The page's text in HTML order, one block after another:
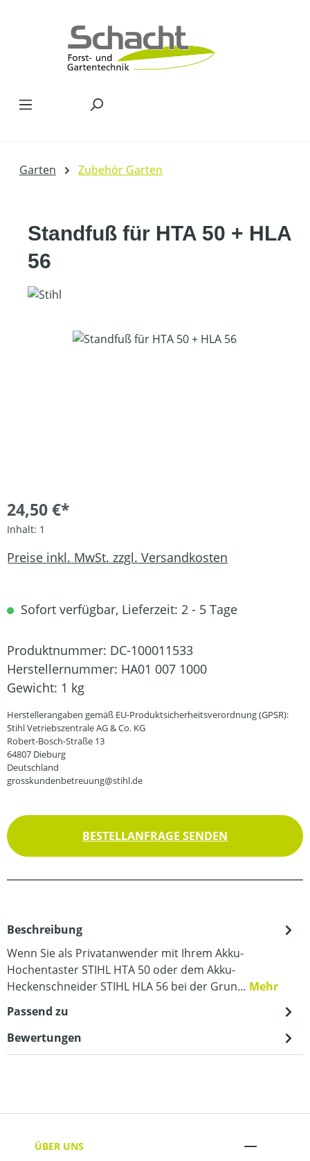
Garten Zubehör Garten
Standfuß für HTA 50 + HLA
56
Bildergalerie überspringen
24,50 €*
Inhalt: 1
Preise inkl. MwSt. zzgl. Versandkosten
Sofort verfügbar, Lieferzeit: 2 - 5 Tage
Produktnummer: DC-100011533
Herstellernummer: HA01 007 1000
Gewicht: 1 kg
Herstellerangaben gemäß EU-Produktsicherheitsverordnung (GPSR):
Stihl Vetriebszentrale AG & Co. KG
Robert-Bosch-Straße 13
64807 Dieburg
Deutschland
grosskundenbetreuung@stihl.de
BESTELLANFRAGE SENDEN
Beschreibung
Wenn Sie als Privatanwender mit Ihrem Akku-
Hochentaster STIHL HTA 50 oder dem Akku-
Heckenschneider STIHL HLA 56 bei der Grun… Mehr
Passend zu
Bewertungen
ÜBER UNS